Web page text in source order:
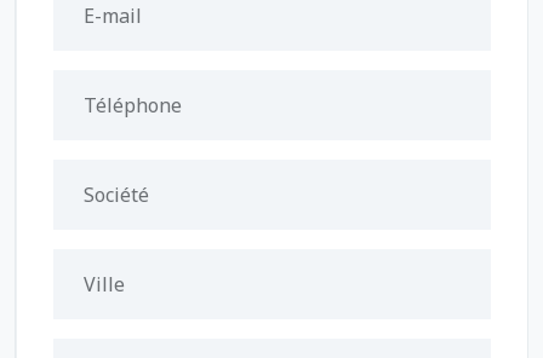
E-mail
Téléphone
Société
Ville